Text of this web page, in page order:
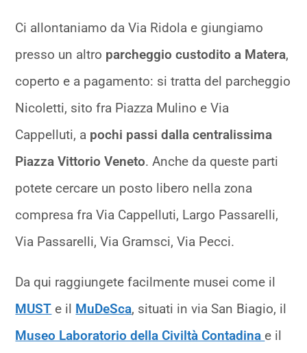
Ci allontaniamo da Via Ridola e giungiamo
presso un altro parcheggio custodito a Matera,
coperto e a pagamento: si tratta del parcheggio
Nicoletti, sito fra Piazza Mulino e Via
Cappelluti, a pochi passi dalla centralissima
Piazza Vittorio Veneto. Anche da queste parti
potete cercare un posto libero nella zona
compresa fra Via Cappelluti, Largo Passarelli,
Via Passarelli, Via Gramsci, Via Pecci.
Da qui raggiungete facilmente musei come il
MUST e il MuDeSca, situati in via San Biagio, il
Museo Laboratorio della Civiltà Contadina e il